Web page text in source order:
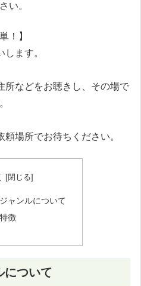
い。
！】
ます。
所などをお聴きし、その場で
場所でお待ちください。
ャンルについて
徴
について